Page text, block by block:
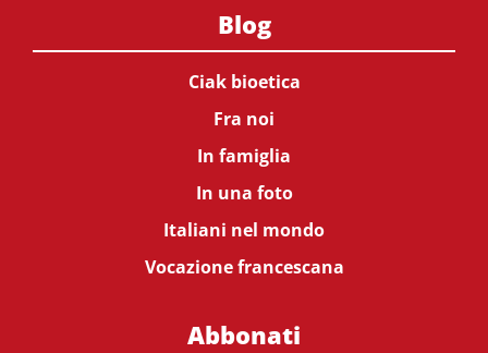
Blog
Ciak bioetica
Fra noi
In famiglia
In una foto
Italiani nel mondo
Vocazione francescana
Abbonati